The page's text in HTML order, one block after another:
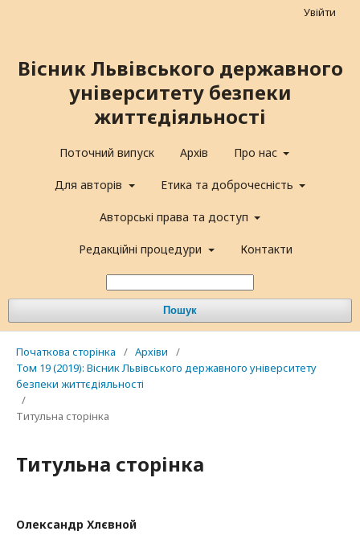
Вісник Львівського державного
університету безпеки
життєдіяльності
Поточний випуск Архів Про нас
Для авторів Етика та доброчесність
Авторські права та доступ
Редакційні процедури Контакти
Пошук
Увійти
Початкова сторінка / Архіви
/
Том 19 (2019): Вісник Львівського державного університету
безпеки життєдіяльності
/
Титульна сторінка
Титульна сторінка
Олександр Хлєвной